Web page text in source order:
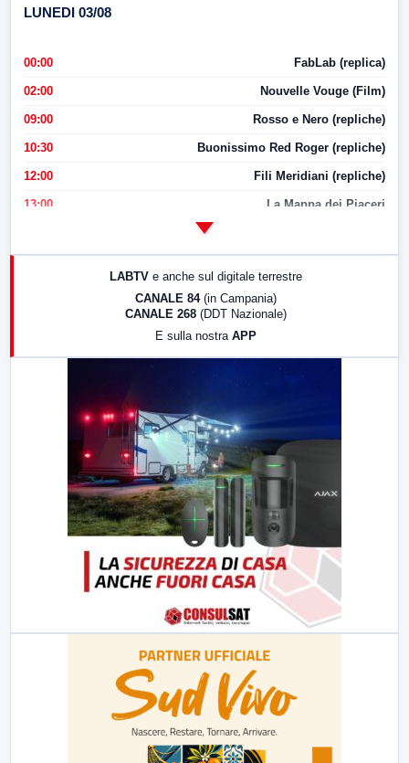
LUNEDI 03/08
00:00 FabLab (replica)
02:00 Nouvelle Vouge (Film)
09:00 Rosso e Nero (repliche)
10:30 Buonissimo Red Roger (repliche)
12:00 Fili Meridiani (repliche)
13:00 La Mappa dei Piaceri
LABTV e anche sul digitale terrestre
CANALE 84 (in Campania)
CANALE 268 (DDT Nazionale)
E sulla nostra APP